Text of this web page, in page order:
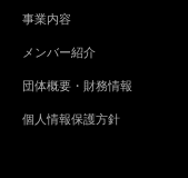
事業内容
メンバー紹介
団体概要・財務情報
個人情報保護方針